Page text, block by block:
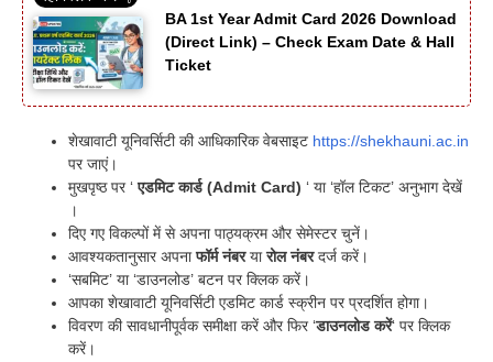
BA 1st Year Admit Card 2026 Download
(Direct Link) – Check Exam Date & Hall
Ticket
शेखावाटी यूनिवर्सिटी की आधिकारिक वेबसाइट https://shekhauni.ac.in
पर जाएं।
मुखपृष्ठ पर ‘एडमिट कार्ड (Admit Card) ‘ या ‘हॉल टिकट’ अनुभाग देखें
।
दिए गए विकल्पों में से अपना पाठ्यक्रम और सेमेस्टर चुनें।
आवश्यकतानुसार अपनाफॉर्म नंबरयारोल नंबरदर्ज करें।
‘सबमिट’ या ‘डाउनलोड’ बटन पर क्लिक करें।
आपका शेखावाटी यूनिवर्सिटी एडमिट कार्ड स्क्रीन पर प्रदर्शित होगा।
विवरण की सावधानीपूर्वक समीक्षा करें और फिर ‘डाउनलोड करें‘ पर क्लिक
करें।